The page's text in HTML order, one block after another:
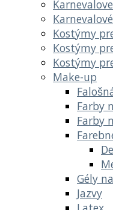
Kostýmy
Kostýmy
Kostýmy
Make-up
Farby
Farby
Gély
Jazvy